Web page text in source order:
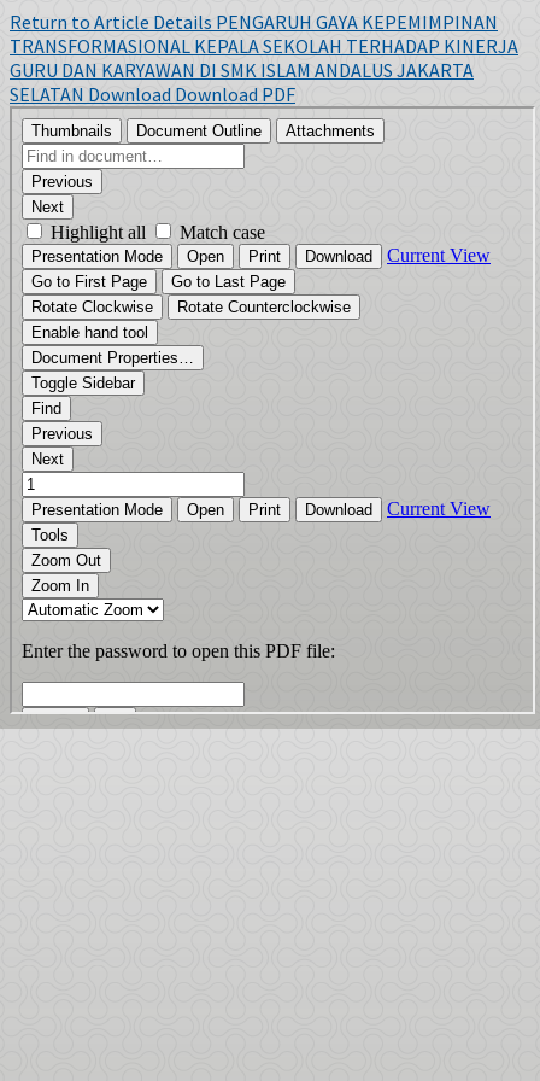
Return to Article Details PENGARUH GAYA KEPEMIMPINAN
TRANSFORMASIONAL KEPALA SEKOLAH TERHADAP KINERJA
GURU DAN KARYAWAN DI SMK ISLAM ANDALUS JAKARTA
SELATAN Download Download PDF